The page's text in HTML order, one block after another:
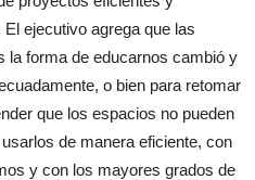
ejecutivo agrega que las
la forma de educarnos cambió y
o bien para retomar
que los espacios no pueden
de manera eficiente, con
y con los mayores grados de